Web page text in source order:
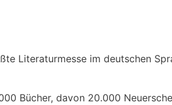
Literaturmesse im deutschen
Bücher, davon 20.000